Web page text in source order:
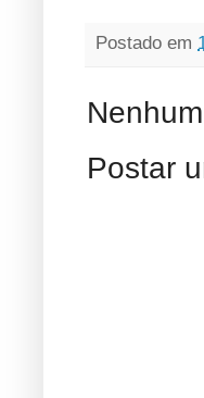
Postado em
Postar